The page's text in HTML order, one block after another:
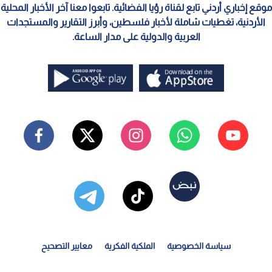
موقع إخباري أردني تابع لقناة رؤيا الفضائية. تابعوا معنا آخر الأخبار المحلية
الأردنية، تغطيات شاملة لأخبار فلسطين، وأبرز التقارير والمستجدات
العربية والدولية على مدار الساعة.
سياسة الخصوصية الملكية الفكرية معايير التصحيح